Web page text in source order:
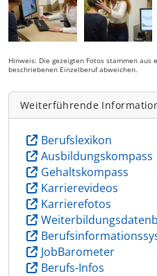
Hinweis: Die gezeigten Fotos stammen aus
beschriebenen Einzelberuf abweichen.
Weiterführende
Berufslexikon
Ausbildungskompass
Gehaltskompass
Karrierevideos
Karrierefotos
JobBarometer
Berufs-Infos